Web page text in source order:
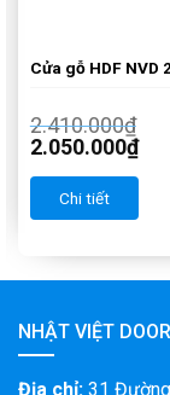
Cửa gỗ HDF NVD
2.410.000₫
2.050.000₫
Chi tiết
NHẬT VIỆT
Địa chỉ: 31